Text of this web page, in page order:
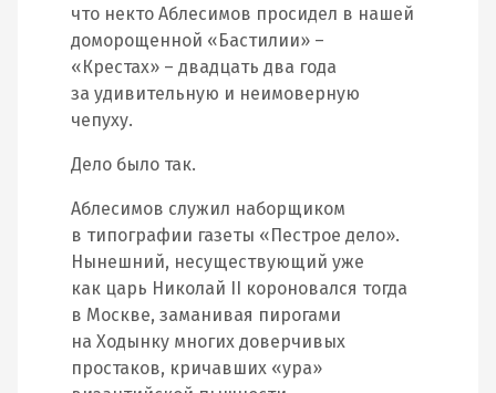
что некто Аблесимов просидел в нашей
доморощенной «Бастилии» –
«Крестах» – двадцать два года
за удивительную и неимоверную
чепуху.
Дело было так.
Аблесимов служил наборщиком
в типографии газеты «Пестрое дело».
Нынешний, несуществующий уже
как царь Николай II короновался тогда
в Москве, заманивая пирогами
на Ходынку многих доверчивых
простаков, кричавших «ура»